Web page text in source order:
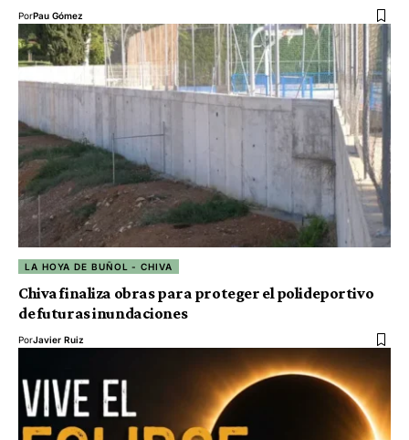
PorPau Gómez
LA HOYA DE BUÑOL - CHIVA
Chiva finaliza obras para proteger el polideportivo
de futuras inundaciones
PorJavier Ruiz